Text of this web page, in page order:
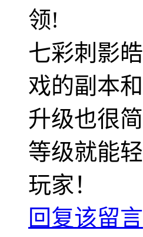
领!
七彩刺影
戏的副本
升级也很
等级就能
玩家！
回复该留言